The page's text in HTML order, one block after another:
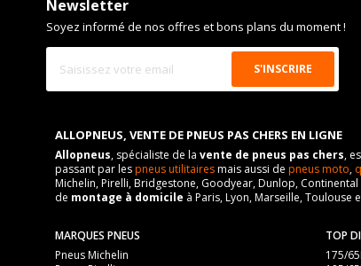
Newsletter
Soyez informé de nos offres et bons plans du moment !
ALLOPNEUS, VENTE DE PNEUS PAS CHERS EN LIGNE
Allopneus, spécialiste de la vente de pneus pas chers,
passant par lespneus utilitairesmais aussi de pneus moto,
Michelin, Pirelli, Bridgestone, Goodyear, Dunlop,
de montage à domicile à Paris, Lyon, Marseille, Toulouse
MARQUES PNEUS
Pneus Michelin
TOP
175/